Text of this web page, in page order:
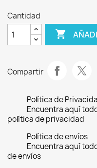
Cantidad

Compartir
Política de
Encuentra aquí
política de privacidad
Política de envíos
Encuentra aquí
de envíos